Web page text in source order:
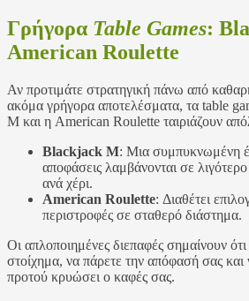
Γρήγορα Table Games:
American Roulette
Αν προτιμάτε στρατηγική πάνω από
ακόμα γρήγορα αποτελέσματα, τα table
M και η American Roulette ταιριάζουν
Blackjack M: Μια συμπυκνωμένη
αποφάσεις λαμβάνονται σε
ανά χέρι.
American Roulette: Διαθέτει
περιστροφές σε σταθερό διάστημα.
Οι απλοποιημένες διεπαφές σημαίνουν
στοίχημα, να πάρετε την απόφασή σας και
προτού κρυώσει ο καφές σας.